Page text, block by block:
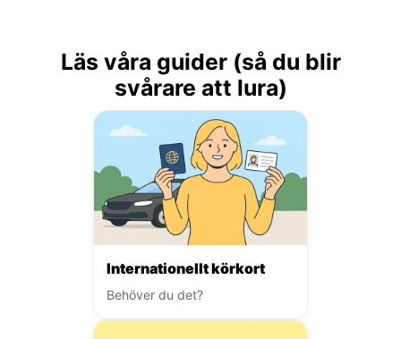
Läs våra guider (så du blir
svårare att lura)
Internationellt körkort
Behöver du det?